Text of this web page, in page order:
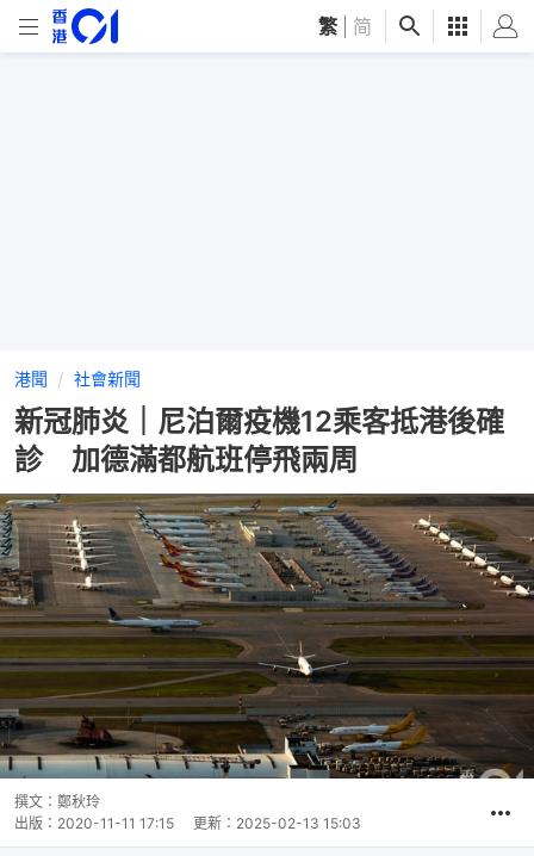
繁 简
港聞 社會新聞
新冠肺炎｜尼泊爾疫機12乘客抵港後確
診 加德滿都航班停飛兩周
撰文： 鄭秋玲
出版： 2020-11-11 17:15 更新： 2025-02-13 15:03